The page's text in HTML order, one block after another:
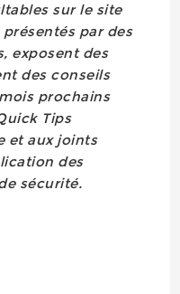
sur le site
par des
exposent des
des conseils
prochains
Tips
et aux joints
des
sécurité.